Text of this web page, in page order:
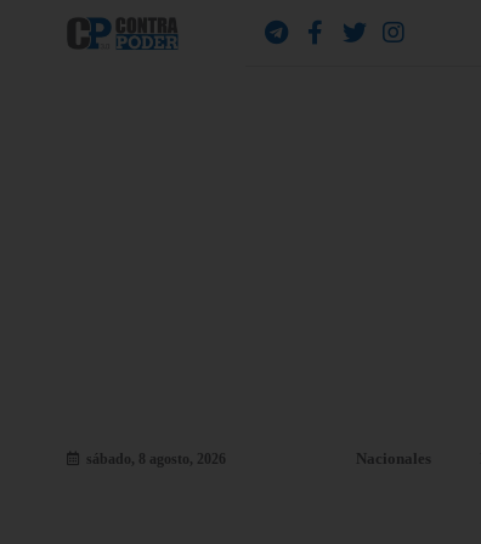
sábado, 8 agosto, 2026 Nacionales